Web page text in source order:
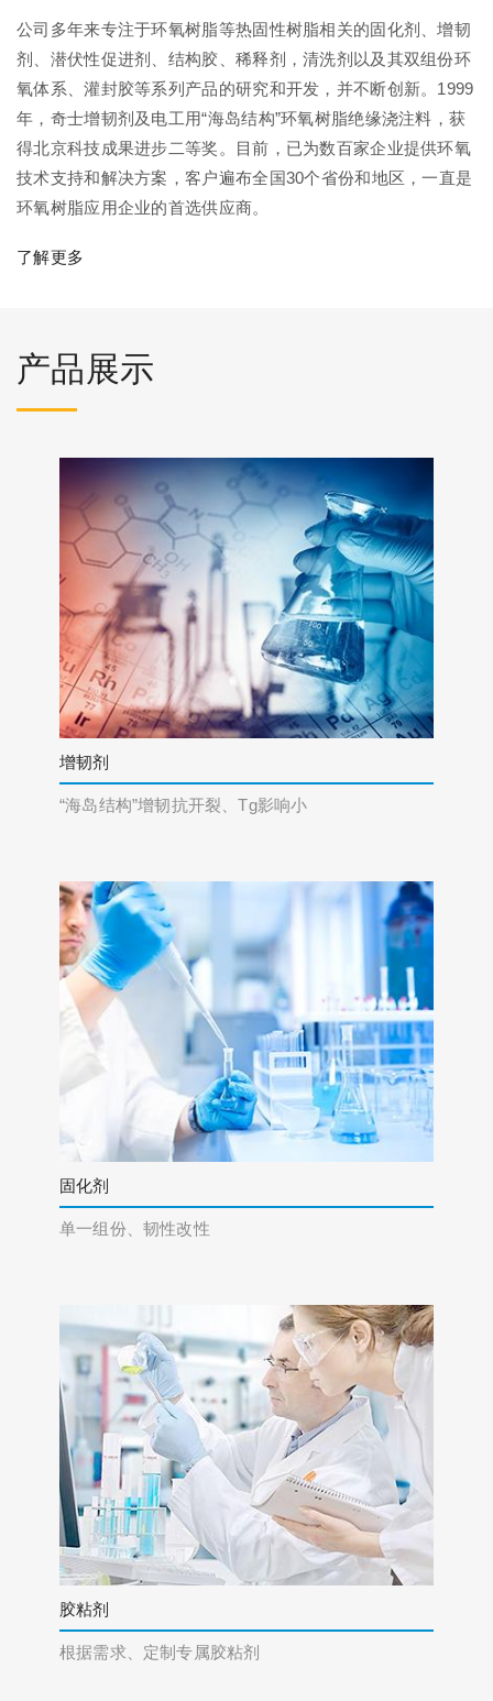
公司多年来专注于环氧树脂等热固性树脂相关的固化剂、增韧
剂、潜伏性促进剂、结构胶、稀释剂，清洗剂以及其双组份环
氧体系、灌封胶等系列产品的研究和开发，并不断创新。1999
年，奇士增韧剂及电工用“海岛结构”环氧树脂绝缘浇注料，获
得北京科技成果进步二等奖。目前，已为数百家企业提供环氧
技术支持和解决方案，客户遍布全国30个省份和地区，一直是
环氧树脂应用企业的首选供应商。
了解更多
产品展示
增韧剂
“海岛结构”增韧抗开裂、Tg影响小
固化剂
单一组份、韧性改性
胶粘剂
根据需求、定制专属胶粘剂